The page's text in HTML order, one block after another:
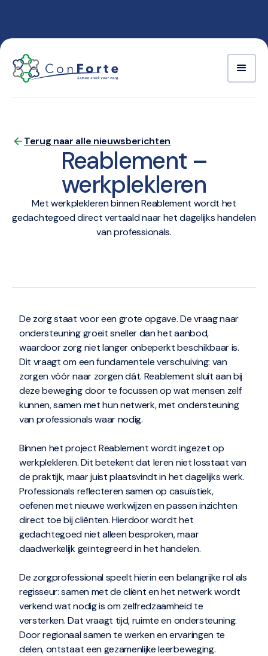
ConForte.nl
Terug naar alle nieuwsberichten
Reablement –
werkplekleren
Met werkplekleren binnen Reablement wordt het
gedachtegoed direct vertaald naar het dagelijks handelen
van professionals.
De zorg staat voor een grote opgave. De vraag naar
ondersteuning groeit sneller dan het aanbod,
waardoor zorg niet langer onbeperkt beschikbaar is.
Dit vraagt om een fundamentele verschuiving: van
zorgen vóór naar zorgen dát. Reablement sluit aan bij
deze beweging door te focussen op wat mensen zelf
kunnen, samen met hun netwerk, met ondersteuning
van professionals waar nodig.
Binnen het project Reablement wordt ingezet op
werkplekleren. Dit betekent dat leren niet losstaat van
de praktijk, maar juist plaatsvindt in het dagelijks werk.
Professionals reflecteren samen op casuïstiek,
oefenen met nieuwe werkwijzen en passen inzichten
direct toe bij cliënten. Hierdoor wordt het
gedachtegoed niet alleen besproken, maar
daadwerkelijk geïntegreerd in het handelen.
De zorgprofessional speelt hierin een belangrijke rol als
regisseur: samen met de cliënt en het netwerk wordt
verkend wat nodig is om zelfredzaamheid te
versterken. Dat vraagt tijd, ruimte en ondersteuning.
Door regionaal samen te werken en ervaringen te
delen, ontstaat een gezamenlijke leerbeweging.